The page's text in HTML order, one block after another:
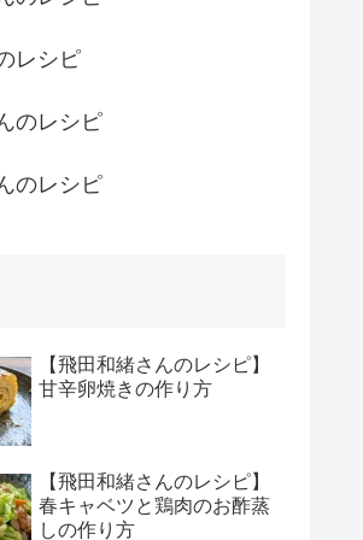
レシピ
のレシピ
のレシピ
【飛田和緒さんのレシピ】
甘辛卵焼きの作り方
【飛田和緒さんのレシピ】
春キャベツと鶏肉のお酢蒸
しの作り方